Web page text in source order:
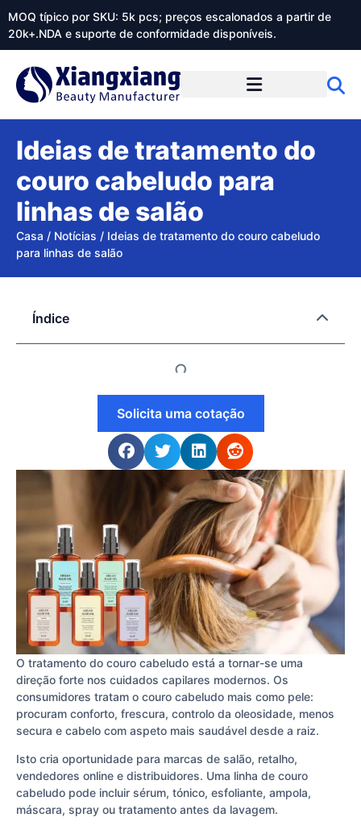
MOQ típico por SKU: 5k pcs; preços escalonados a partir de
20k+.NDA e suporte de conformidade disponíveis.
Ideias de tratamento do
couro cabeludo para
linhas de salão
Casa / Notícias / Ideias de tratamento do couro cabeludo
para linhas de salão
O tratamento do couro cabeludo está a tornar-se uma
direção forte nos cuidados capilares modernos. Os
consumidores tratam o couro cabeludo mais como pele:
procuram conforto, frescura, controlo da oleosidade, menos
secura e cabelo com aspeto mais saudável desde a raiz.
Isto cria oportunidade para marcas de salão, retalho,
vendedores online e distribuidores. Uma linha de couro
cabeludo pode incluir sérum, tónico, esfoliante, ampola,
máscara, spray ou tratamento antes da lavagem.
Índice
Solicita uma cotação